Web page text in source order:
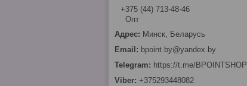
+375 (44) 713-48-46
Опт
Минск, Беларусь
bpoint.by@yandex.by
https://t.me/BPOINTSHOP
+375293448082